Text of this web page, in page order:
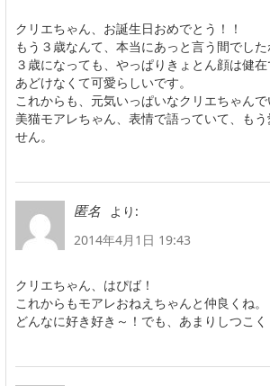
クリエちゃん、お誕生日おめでとう！！
もう３歳なんて、本当にあっと言う間でした
３歳になっても、やっぱりきょとん顔は健
あどけなくて可愛らしいです。
これからも、元気いっぱいなクリエちゃんで
美猫モアレちゃん、表情で語っていて、も
せん。
匿名
より:
2014年4月1日 19:43
クリエちゃん、はぴば！
これからもモアレおねえちゃんと仲良くね。
どんなに好き好き～！でも、あまりしつこ